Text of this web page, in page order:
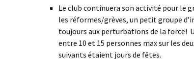
Le club continuera son activité pour le
les réformes/grèves, un petit groupe
toujours aux perturbations de la force!
entre 10 et 15 personnes max sur les
suivants étaient jours de fêtes.